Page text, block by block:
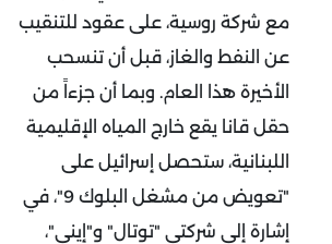
مع شركة روسية، على عقود للتنقيب
عن النفط والغاز، قبل أن تنسحب
الأخيرة هذا العام. وبما أن جزءاً من
حقل قانا يقع خارج المياه الإقليمية
اللبنانية، ستحصل إسرائيل على
"تعويض من مشغل البلوك 9"، في
إشارة إلى شركتي "توتال" و"إيني"،